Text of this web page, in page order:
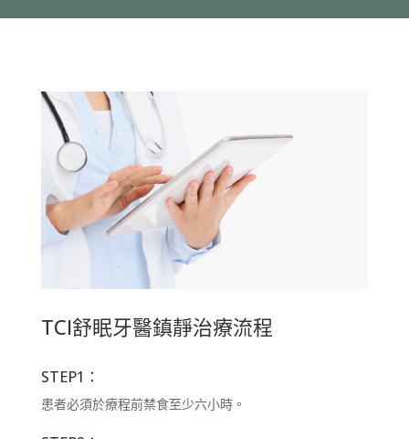
TCI舒眠牙醫鎮靜治療流程
STEP1：
患者必須於療程前禁食至少六小時。